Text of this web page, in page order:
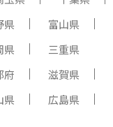
県
富山県
県
三重県
府
滋賀県
県
広島県